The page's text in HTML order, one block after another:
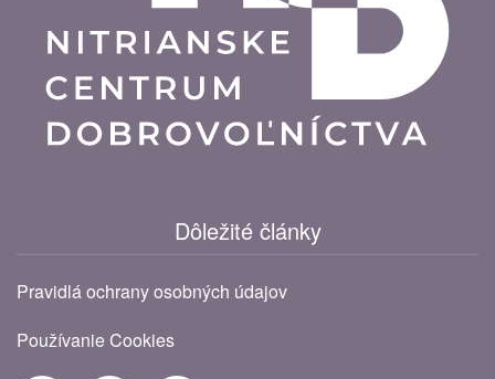
Dôležité články
Pravidlá ochrany osobných údajov
Používanie Cookies